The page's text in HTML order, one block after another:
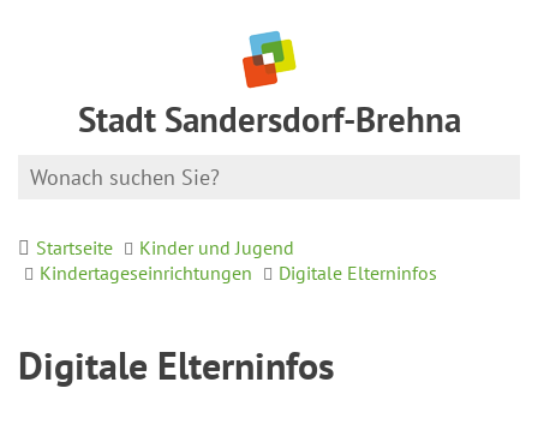
Stadt Sandersdorf-Brehna
Startseite
Kinder und Jugend
Kindertageseinrichtungen
Digitale Elterninfos
Digitale Elterninfos